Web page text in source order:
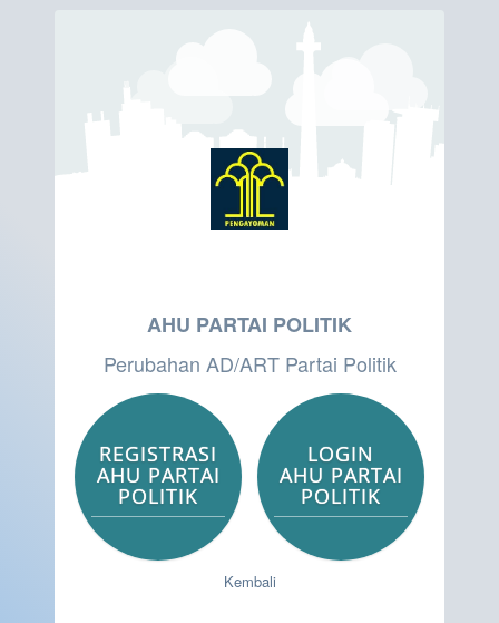
AHU PARTAI POLITIK
Perubahan AD/ART Partai Politik
REGISTRASI
AHU PARTAI
POLITIK
LOGIN
AHU PARTAI
POLITIK
Kembali